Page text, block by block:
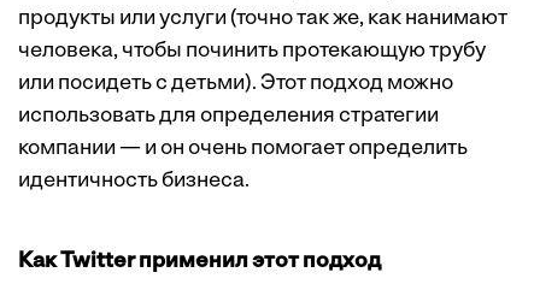
продукты или услуги (точно так же, как нанимают
человека, чтобы починить протекающую трубу
или посидеть с детьми). Этот подход можно
использовать для определения стратегии
компании — и он очень помогает определить
идентичность бизнеса.
Как Twitter применил этот подход